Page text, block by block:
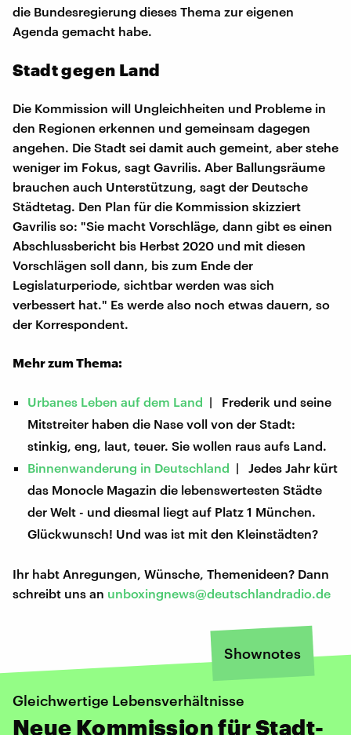
die Bundesregierung dieses Thema zur eigenen
Agenda gemacht habe.
Stadt gegen Land
Die Kommission will Ungleichheiten und Probleme in
den Regionen erkennen und gemeinsam dagegen
angehen. Die Stadt sei damit auch gemeint, aber stehe
weniger im Fokus, sagt Gavrilis. Aber Ballungsräume
brauchen auch Unterstützung, sagt der Deutsche
Städtetag. Den Plan für die Kommission skizziert
Gavrilis so: "Sie macht Vorschläge, dann gibt es einen
Abschlussbericht bis Herbst 2020 und mit diesen
Vorschlägen soll dann, bis zum Ende der
Legislaturperiode, sichtbar werden was sich
verbessert hat." Es werde also noch etwas dauern, so
der Korrespondent.
Mehr zum Thema:
Urbanes Leben auf dem Land | Frederik und seine
Mitstreiter haben die Nase voll von der Stadt:
stinkig, eng, laut, teuer. Sie wollen raus aufs Land.
Binnenwanderung in Deutschland | Jedes Jahr kürt
das Monocle Magazin die lebenswertesten Städte
der Welt - und diesmal liegt auf Platz 1 München.
Glückwunsch! Und was ist mit den Kleinstädten?
Ihr habt Anregungen, Wünsche, Themenideen? Dann
schreibt uns an unboxingnews@deutschlandradio.de
Shownotes
Gleichwertige Lebensverhältnisse
Neue Kommission für Stadt-